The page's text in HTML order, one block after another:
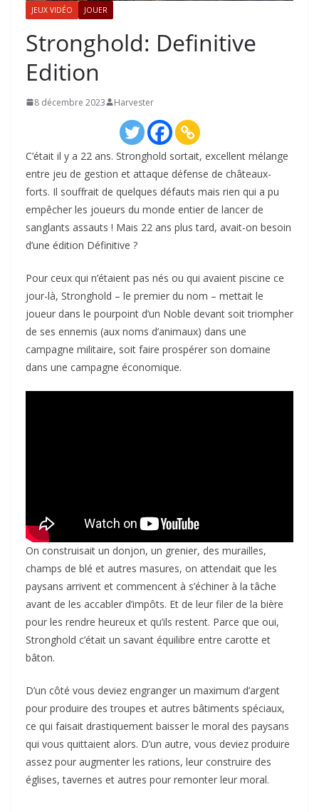
JEUX VIDÉO JOUER
Stronghold: Definitive
Edition
8 décembre 2023 Harvester
C’était il y a 22 ans. Stronghold sortait, excellent mélange
entre jeu de gestion et attaque défense de châteaux-
forts. Il souffrait de quelques défauts mais rien qui a pu
empêcher les joueurs du monde entier de lancer de
sanglants assauts ! Mais 22 ans plus tard, avait-on besoin
d’une édition Définitive ?
Pour ceux qui n’étaient pas nés ou qui avaient piscine ce
jour-là, Stronghold – le premier du nom – mettait le
joueur dans le pourpoint d’un Noble devant soit triompher
de ses ennemis (aux noms d’animaux) dans une
campagne militaire, soit faire prospérer son domaine
dans une campagne économique.
On construisait un donjon, un grenier, des murailles,
champs de blé et autres masures, on attendait que les
paysans arrivent et commencent à s’échiner à la tâche
avant de les accabler d’impôts. Et de leur filer de la bière
pour les rendre heureux et qu’ils restent. Parce que oui,
Stronghold c’était un savant équilibre entre carotte et
bâton.
D’un côté vous deviez engranger un maximum d’argent
pour produire des troupes et autres bâtiments spéciaux,
ce qui faisait drastiquement baisser le moral des paysans
qui vous quittaient alors. D’un autre, vous deviez produire
assez pour augmenter les rations, leur construire des
églises, tavernes et autres pour remonter leur moral.